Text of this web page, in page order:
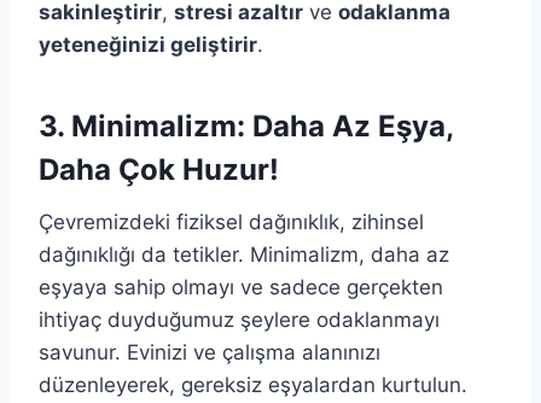
sakinleştirir, stresi azaltır ve odaklanma
yeteneğinizi geliştirir.
3. Minimalizm: Daha Az Eşya,
Daha Çok Huzur!
Çevremizdeki fiziksel dağınıklık, zihinsel
dağınıklığı da tetikler. Minimalizm, daha az
eşyaya sahip olmayı ve sadece gerçekten
ihtiyaç duyduğumuz şeylere odaklanmayı
savunur. Evinizi ve çalışma alanınızı
düzenleyerek, gereksiz eşyalardan kurtulun.